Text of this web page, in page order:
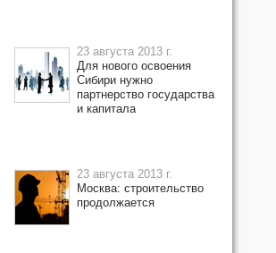
23 августа 2013 г.
Для нового освоения
Сибири нужно
партнерство государства
и капитала
23 августа 2013 г.
Москва: строительство
продолжается